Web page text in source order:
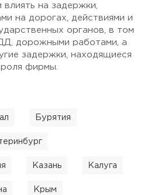
на задержки,
на дорогах, действиями и
органов, в том
дорожными работами, а
задержки, находящиеся
фирмы.
Бурятия
Казань Калуга
Крым